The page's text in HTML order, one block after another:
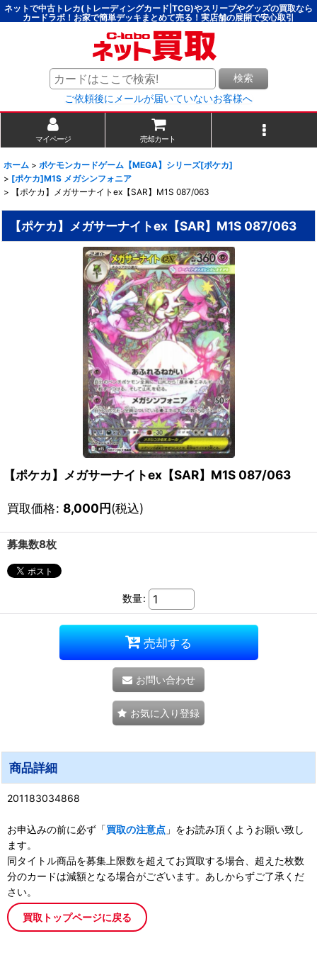
ネットで中古トレカ(トレーディングカード|TCG)やスリーブやグッズの買取なら
カードラボ！お家で簡単デッキまとめて売る！実店舗の展開で安心取引
検索
ご依頼後にメールが届いていないお客様へ
マイページ 売却カート
ホーム > ポケモンカードゲーム【MEGA】シリーズ[ポケカ]
> [ポケカ]M1S メガシンフォニア
>
【ポケカ】メガサーナイトex【SAR】M1S 087/063
【ポケカ】メガサーナイトex【SAR】M1S 087/063
【ポケカ】メガサーナイトex【SAR】M1S 087/063
買取価格: 8,000円(税込)
募集数8枚
数量:
売却する
お問い合わせ
お気に入り登録
商品詳細
201183034868
お申込みの前に必ず「買取の注意点 」をお読み頂くようお願い致し
ます。
同タイトル商品を募集上限数を超えてお買取する場合、超えた枚数
分のカードは減額となる場合がございます。あしからずご了承くだ
さい。
買取トップページに戻る